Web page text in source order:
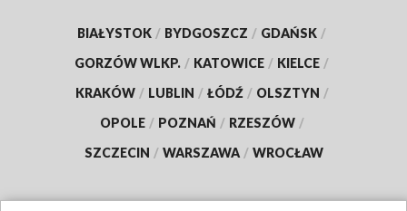
BIAŁYSTOK / BYDGOSZCZ / GDAŃSK /
GORZÓW WLKP. / KATOWICE / KIELCE /
KRAKÓW / LUBLIN / ŁÓDŹ / OLSZTYN /
OPOLE / POZNAŃ / RZESZÓW /
SZCZECIN / WARSZAWA / WROCŁAW